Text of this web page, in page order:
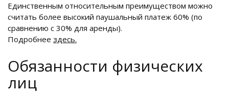
Единственным относительным преимуществом можно
считать более высокий паушальный платеж 60% (по
сравнению с 30% для аренды).
Подробнее здесь.
Обязанности физических
лиц